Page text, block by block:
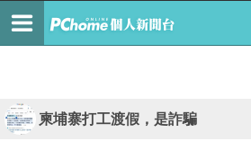
柬埔寨打工渡假，是詐騙